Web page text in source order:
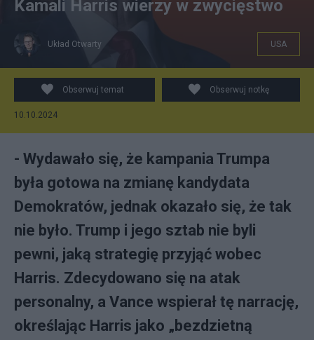
Kamali Harris wierzy w zwycięstwo
Układ Otwarty USA
Obserwuj temat Obserwuj notkę
10.10.2024
- Wydawało się, że kampania Trumpa
była gotowa na zmianę kandydata
Demokratów, jednak okazało się, że tak
nie było. Trump i jego sztab nie byli
pewni, jaką strategię przyjąć wobec
Harris. Zdecydowano się na atak
personalny, a Vance wspierał tę narrację,
określając Harris jako „bezdzietną